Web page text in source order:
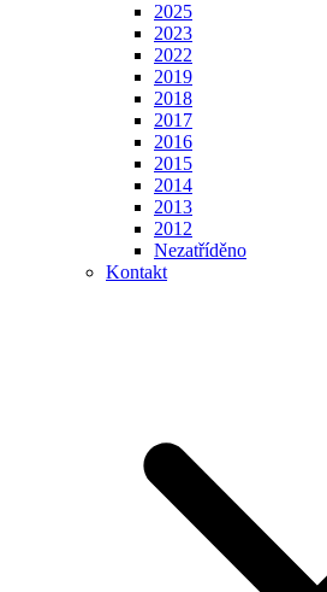
2025
2023
2022
2019
2018
2017
2016
2015
2014
2013
2012
Nezatříděno
Kontakt